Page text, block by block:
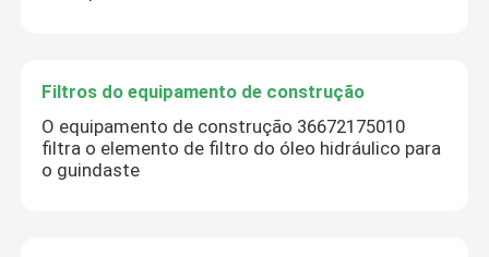
Filtros do equipamento de construção
O equipamento de construção 36672175010
filtra o elemento de filtro do óleo hidráulico para
o guindaste